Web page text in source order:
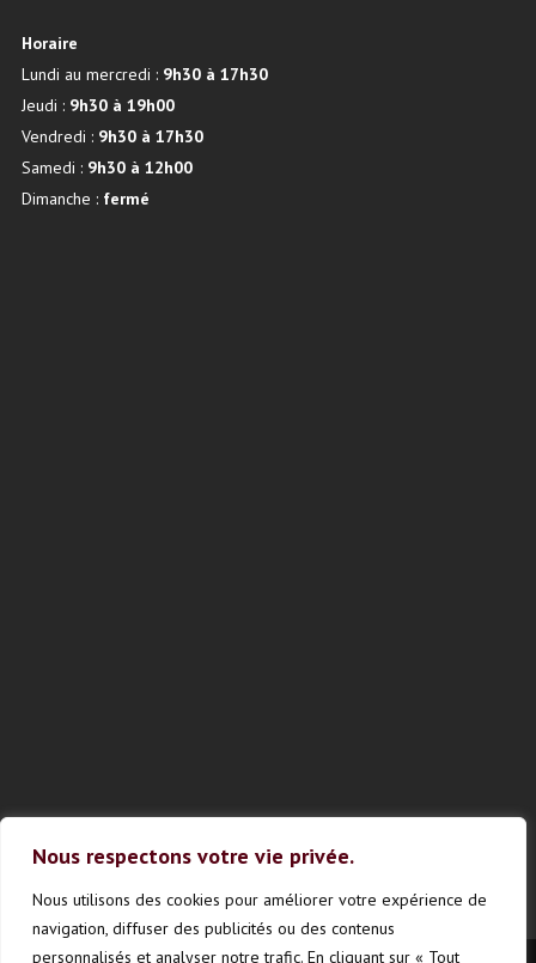
Nous respectons votre vie privée.
Nous utilisons des cookies pour améliorer votre expérience de
navigation, diffuser des publicités ou des contenus
personnalisés et analyser notre trafic. En cliquant sur « Tout
Horaire
Lundi au mercredi : 9h30 à 17h30
Jeudi : 9h30 à 19h00
Vendredi : 9h30 à 17h30
Samedi : 9h30 à 12h00
Dimanche : fermé